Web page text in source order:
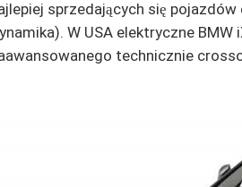
sprzedających się
W USA elektryczne
technicznie